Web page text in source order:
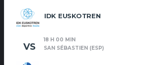
IDK EUSKOTREN
VS
18 H 00 MIN
SAN SÉBASTIEN (ESP)